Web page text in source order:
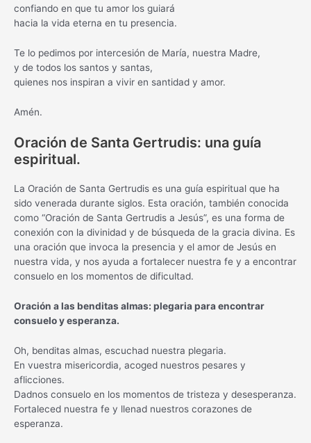
confiando en que tu amor los guiará
hacia la vida eterna en tu presencia.
Te lo pedimos por intercesión de María, nuestra Madre,
y de todos los santos y santas,
quienes nos inspiran a vivir en santidad y amor.
Amén.
Oración de Santa Gertrudis: una guía
espiritual.
La Oración de Santa Gertrudis es una guía espiritual que ha
sido venerada durante siglos. Esta oración, también conocida
como “Oración de Santa Gertrudis a Jesús”, es una forma de
conexión con la divinidad y de búsqueda de la gracia divina. Es
una oración que invoca la presencia y el amor de Jesús en
nuestra vida, y nos ayuda a fortalecer nuestra fe y a encontrar
consuelo en los momentos de dificultad.
Oración a las benditas almas: plegaria para encontrar
consuelo y esperanza.
Oh, benditas almas, escuchad nuestra plegaria.
En vuestra misericordia, acoged nuestros pesares y
aflicciones.
Dadnos consuelo en los momentos de tristeza y desesperanza.
Fortaleced nuestra fe y llenad nuestros corazones de
esperanza.